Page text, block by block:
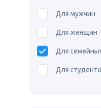
Для мужчин
Для женщин
Для
Для